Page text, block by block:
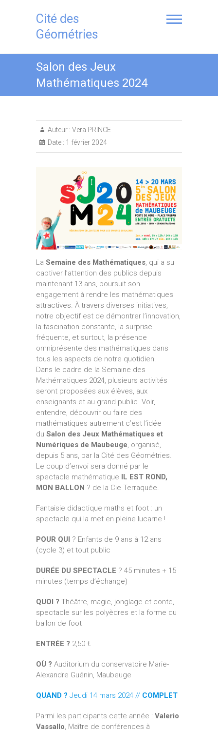
Cité des
Géométries
Salon des Jeux
Mathématiques 2024
Auteur : Vera PRINCE
Date : 1 février 2024
La Semaine des Mathématiques, qui a su
captiver l’attention des publics depuis
maintenant 13 ans, poursuit son
engagement à rendre les mathématiques
attractives. À travers diverses initiatives,
notre objectif est de démontrer l’innovation,
la fascination constante, la surprise
fréquente, et surtout, la présence
omniprésente des mathématiques dans
tous les aspects de notre quotidien.
Dans le cadre de la Semaine des
Mathématiques 2024, plusieurs activités
seront proposées aux élèves, aux
enseignants et au grand public. Voir,
entendre, découvrir ou faire des
mathématiques autrement c’est l’idée
du Salon des Jeux Mathématiques et
Numériques de Maubeuge, organisé,
depuis 5 ans, par la Cité des Géométries.
Le coup d’envoi sera donné par le
spectacle mathématique IL EST ROND,
MON BALLON ? de la Cie Terraquée.
Fantaisie didactique maths et foot : un
spectacle qui la met en pleine lucarne !
POUR QUI ? Enfants de 9 ans à 12 ans
(cycle 3) et tout public
DURÉE DU SPECTACLE ? 45 minutes + 15
minutes (temps d’échange)
QUOI ? Théâtre, magie, jonglage et conte,
spectacle sur les polyèdres et la forme du
ballon de foot
ENTRÉE ? 2,50 €
OÙ ? Auditorium du conservatoire Marie-
Alexandre Guénin, Maubeuge
QUAND ? Jeudi 14 mars 2024 // COMPLET
Parmi les participants cette année : Valerio
Vassallo, Maître de conférences à